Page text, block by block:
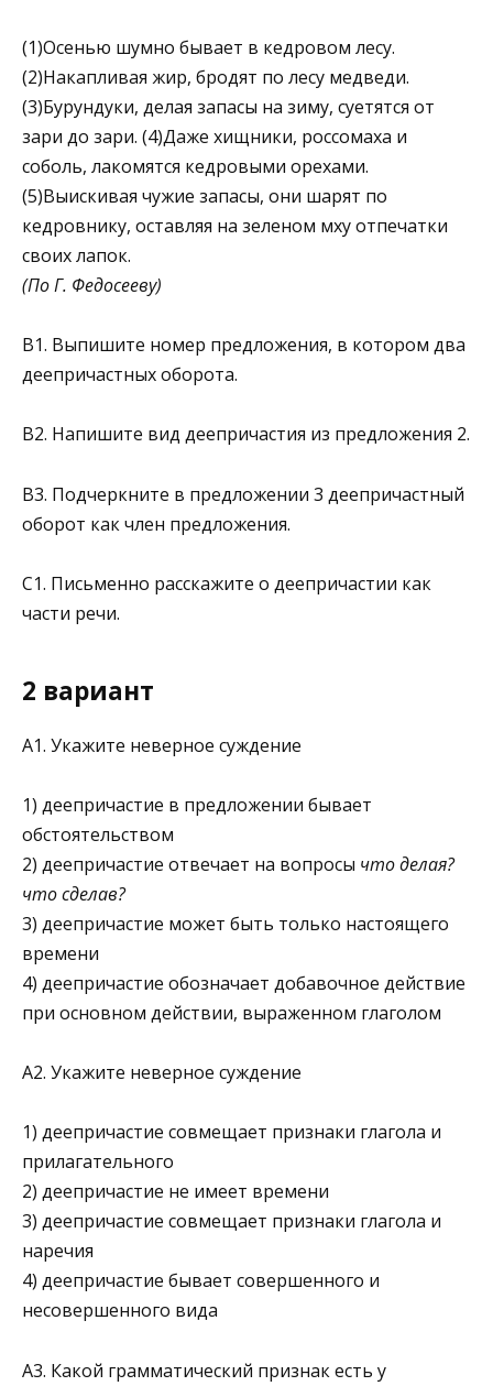
(1)Осенью шумно бывает в кедровом лесу.
(2)Накапливая жир, бродят по лесу медведи.
(3)Бурундуки, делая запасы на зиму, суетятся от
зари до зари. (4)Даже хищники, россомаха и
соболь, лакомятся кедровыми орехами.
(5)Выискивая чужие запасы, они шарят по
кедровнику, оставляя на зеленом мху отпечатки
своих лапок.
(По Г. Федосееву)
B1. Выпишите номер предложения, в котором два
деепричастных оборота.
В2. Напишите вид деепричастия из предложения 2.
В3. Подчеркните в предложении 3 деепричастный
оборот как член предложения.
C1. Письменно расскажите о деепричастии как
части речи.
2 вариант
A1. Укажите неверное суждение
1) деепричастие в предложении бывает
обстоятельством
2) деепричастие отвечает на вопросы что делая?
что сделав?
3) деепричастие может быть только настоящего
времени
4) деепричастие обозначает добавочное действие
при основном действии, выраженном глаголом
А2. Укажите неверное суждение
1) деепричастие совмещает признаки глагола и
прилагательного
2) деепричастие не имеет времени
3) деепричастие совмещает признаки глагола и
наречия
4) деепричастие бывает совершенного и
несовершенного вида
А3. Какой грамматический признак есть у